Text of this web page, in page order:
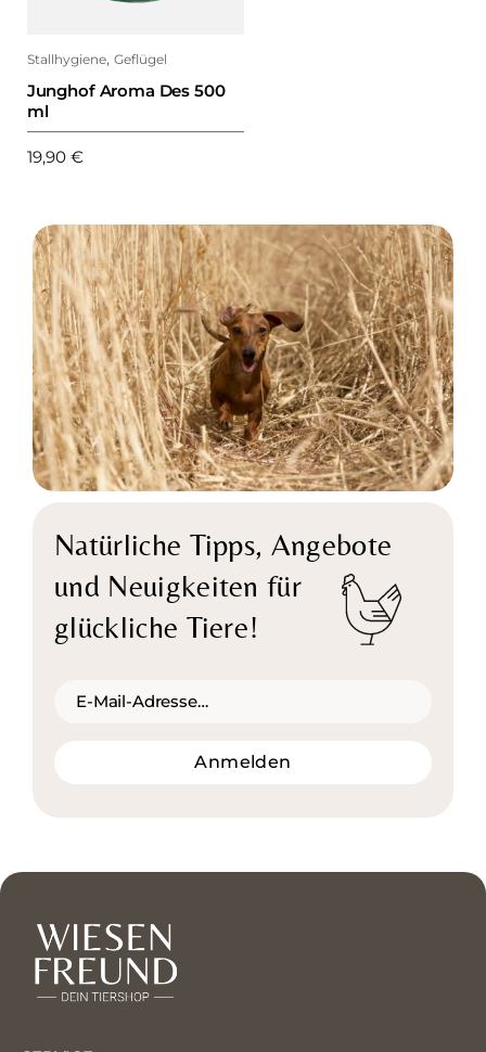
Stallhygiene, Geflügel
Junghof Aroma Des 500
ml
19,90 €
Natürliche Tipps, Angebote
und Neuigkeiten für
glückliche Tiere!
Anmelden